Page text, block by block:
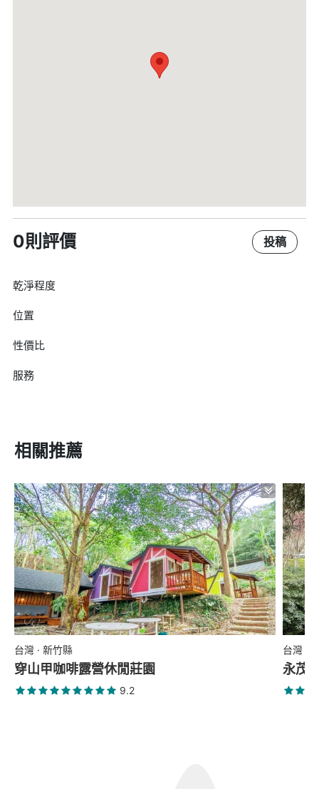
0則評價 投稿
乾淨程度
位置
性價比
服務
相關推薦
台灣 · 新竹縣
穿山甲咖啡露營休閒莊園
9.2
台灣 ·
永茂